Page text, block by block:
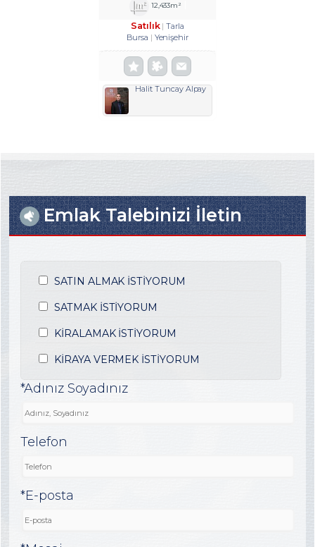
TROYKADAN
12,433m²
Satılık
Tarla
Bursa
Yenişehir
Halit Tuncay Alpay
Emlak Talebinizi İletin
SATIN ALMAK İSTİYORUM
SATMAK İSTİYORUM
KİRALAMAK İSTİYORUM
KİRAYA VERMEK İSTİYORUM
*Adınız Soyadınız
Telefon
*E-posta